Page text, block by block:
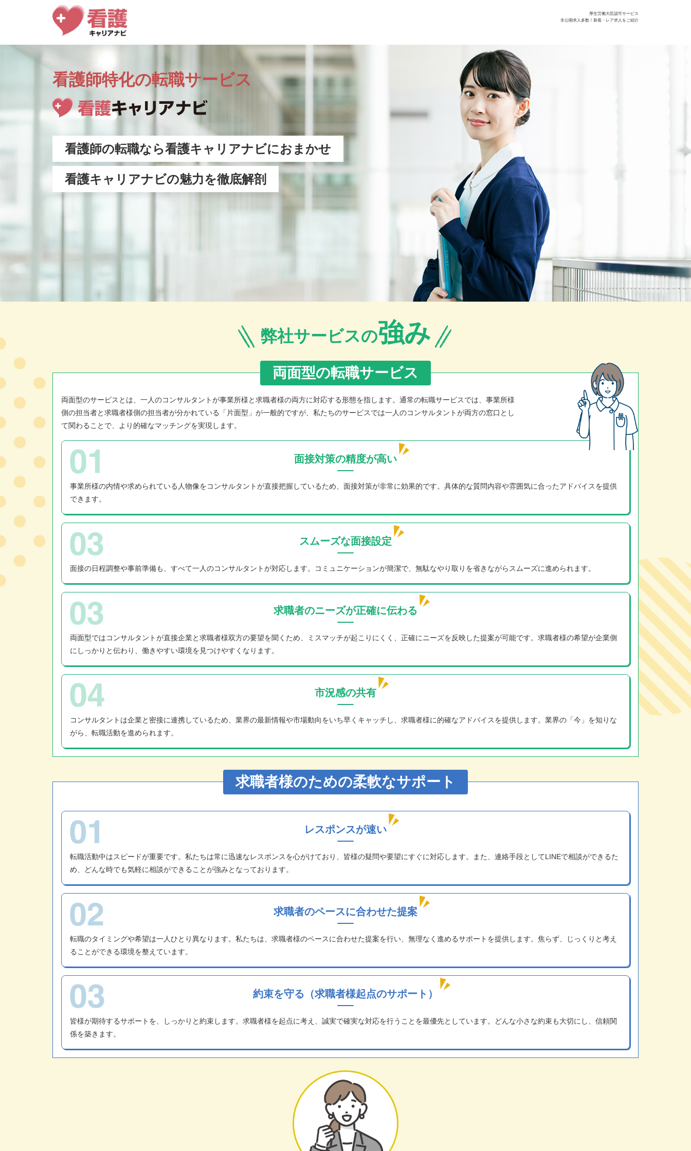
厚生労働大臣認可サービス
非公開求人多数！新着・レア求人をご紹介
看護師特化の転職サービス
看護師の転職なら看護キャリアナビにおまかせ
看護キャリアナビの魅力を徹底解剖
弊社サービスの強み
両面型の転職サービス
両面型のサービスとは、一人のコンサルタントが事業所様と求職者様の両方に対応する形態を指します。通常の転職サービスでは、事業所様
側の担当者と求職者様側の担当者が分かれている「片面型」が一般的ですが、私たちのサービスでは一人のコンサルタントが両方の窓口とし
て関わることで、より的確なマッチングを実現します。
面接対策の精度が高い
事業所様の内情や求められている人物像をコンサルタントが直接把握しているため、面接対策が非常に効果的です。具体的な質問内容や雰囲気に合ったアドバイスを提供
できます。
スムーズな面接設定
面接の日程調整や事前準備も、すべて一人のコンサルタントが対応します。コミュニケーションが簡潔で、無駄なやり取りを省きながらスムーズに進められます。
求職者のニーズが正確に伝わる
両面型ではコンサルタントが直接企業と求職者様双方の要望を聞くため、ミスマッチが起こりにくく、正確にニーズを反映した提案が可能です。求職者様の希望が企業側
にしっかりと伝わり、働きやすい環境を見つけやすくなります。
市況感の共有
コンサルタントは企業と密接に連携しているため、業界の最新情報や市場動向をいち早くキャッチし、求職者様に的確なアドバイスを提供します。業界の「今」を知りな
がら、転職活動を進められます。
求職者様のための柔軟なサポート
レスポンスが速い
転職活動中はスピードが重要です。私たちは常に迅速なレスポンスを心がけており、皆様の疑問や要望にすぐに対応します。また、連絡手段としてLINEで相談ができるた
め、どんな時でも気軽に相談ができることが強みとなっております。
求職者のペースに合わせた提案
転職のタイミングや希望は一人ひとり異なります。私たちは、求職者様のペースに合わせた提案を行い、無理なく進めるサポートを提供します。焦らず、じっくりと考え
ることができる環境を整えています。
約束を守る （求職者様起点のサポート）
皆様が期待するサポートを、しっかりと約束します。求職者様を起点に考え、誠実で確実な対応を行うことを最優先としています。どんな小さな約束も大切にし、信頼関
係を築きます。